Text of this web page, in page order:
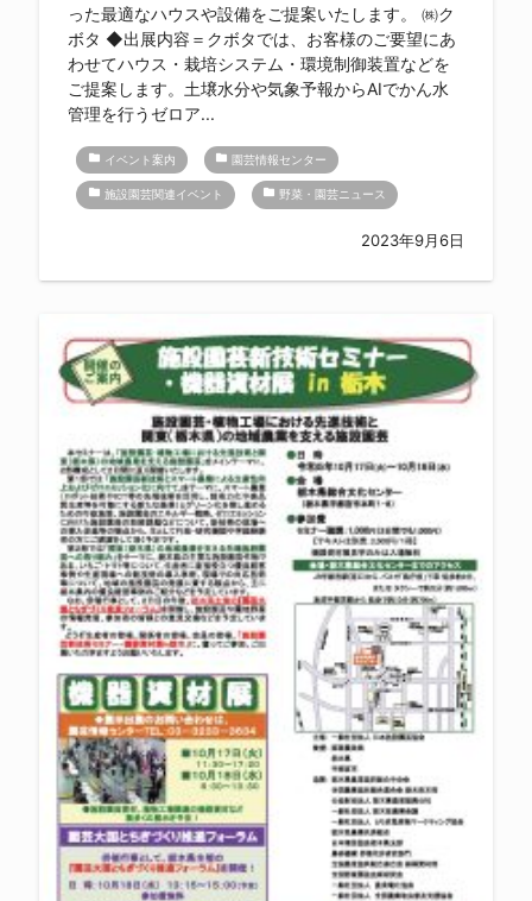
った最適なハウスや設備をご提案いたします。 ㈱ク
ボタ ◆出展内容＝クボタでは、お客様のご要望にあ
わせてハウス・栽培システム・環境制御装置などを
ご提案します。土壌水分や気象予報からAIでかん水
管理を行うゼロア...
folder イベント案内 folder 園芸情報センター
folder 施設園芸関連イベント folder 野菜・園芸ニュース
2023年9月6日